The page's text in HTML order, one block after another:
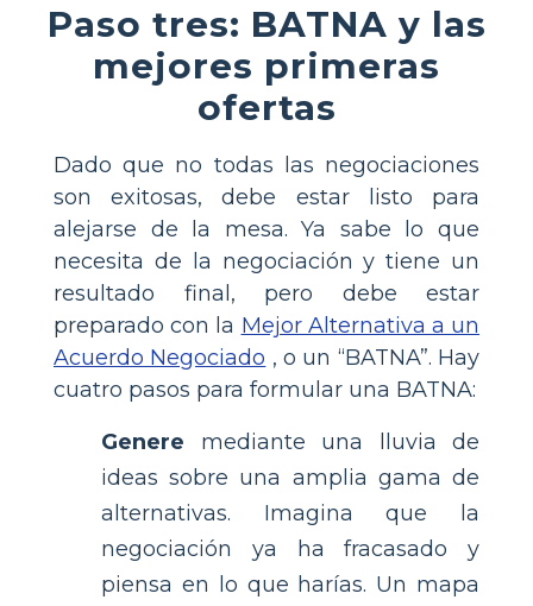
Paso tres: BATNA y las
mejores primeras
ofertas
Dado que no todas las negociaciones
son exitosas, debe estar listo para
alejarse de la mesa. Ya sabe lo que
necesita de la negociación y tiene un
resultado final, pero debe estar
preparado con la Mejor Alternativa a un
Acuerdo Negociado , o un “BATNA”. Hay
cuatro pasos para formular una BATNA:
Genere mediante una lluvia de
ideas sobre una amplia gama de
alternativas. Imagina que la
negociación ya ha fracasado y
piensa en lo que harías. Un mapa